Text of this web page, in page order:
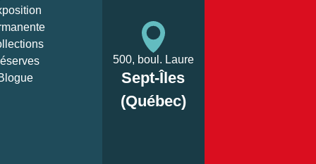
500, boul. Laure
Sept-Îles
(Québec)